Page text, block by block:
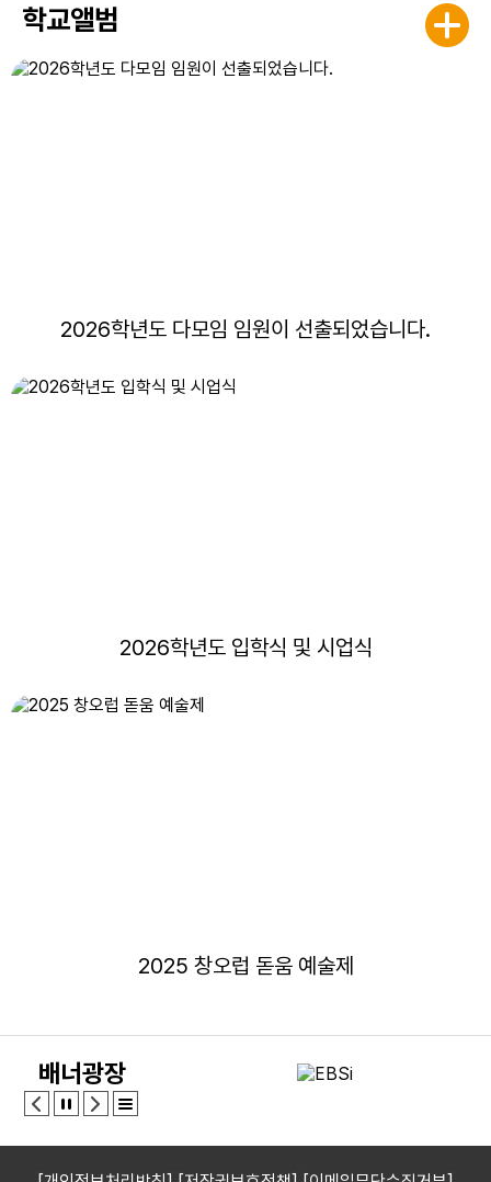
학교앨범
2026학년도 다모임 임원이 선출되었습니다.
2026학년도 입학식 및 시업식
2025 창오럽 돋움 예술제
배너광장